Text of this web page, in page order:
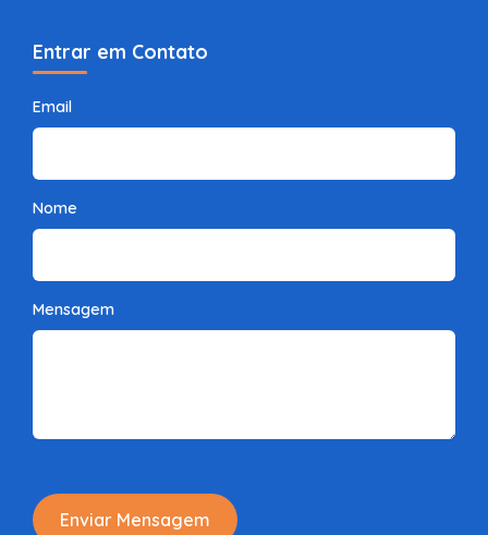
Entrar em Contato
Email
Nome
Mensagem
Enviar Mensagem